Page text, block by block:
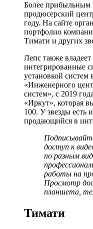
Более прибыльным
продюсерский
году. На сайте
портфолио
Тимати и других
Лепс также
интегрированные
установкой
«Инженерного
систем», с 2019
«Иркут», которая
100. У звезды есть
продающийся в
доступ к
по разным
работы на
Просмотр
планшета,
Тимати